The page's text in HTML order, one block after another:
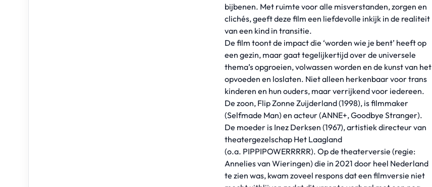
bijbenen. Met ruimte voor alle misverstanden, zorgen en
clichés, geeft deze film een liefdevolle inkijk in de realiteit
van een kind in transitie.
De film toont de impact die ‘worden wie je bent’ heeft op
een gezin, maar gaat tegelijkertijd over de universele
thema’s opgroeien, volwassen worden en de kunst van het
opvoeden en loslaten. Niet alleen herkenbaar voor trans
kinderen en hun ouders, maar verrijkend voor iedereen.
De zoon, Flip Zonne Zuijderland (1998), is filmmaker
(Selfmade Man) en acteur (ANNE+, Goodbye Stranger).
De moeder is Inez Derksen (1967), artistiek directeur van
theatergezelschap Het Laagland
(o.a. PIPPIPOWERRRRR). Op de theaterversie (regie:
Annelies van Wieringen) die in 2021 door heel Nederland
te zien was, kwam zoveel respons dat een filmversie niet